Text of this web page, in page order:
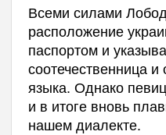
Всеми силами
расположение
паспортом и
соотечественница и
языка. Однако
и в итоге вновь
нашем диалекте.